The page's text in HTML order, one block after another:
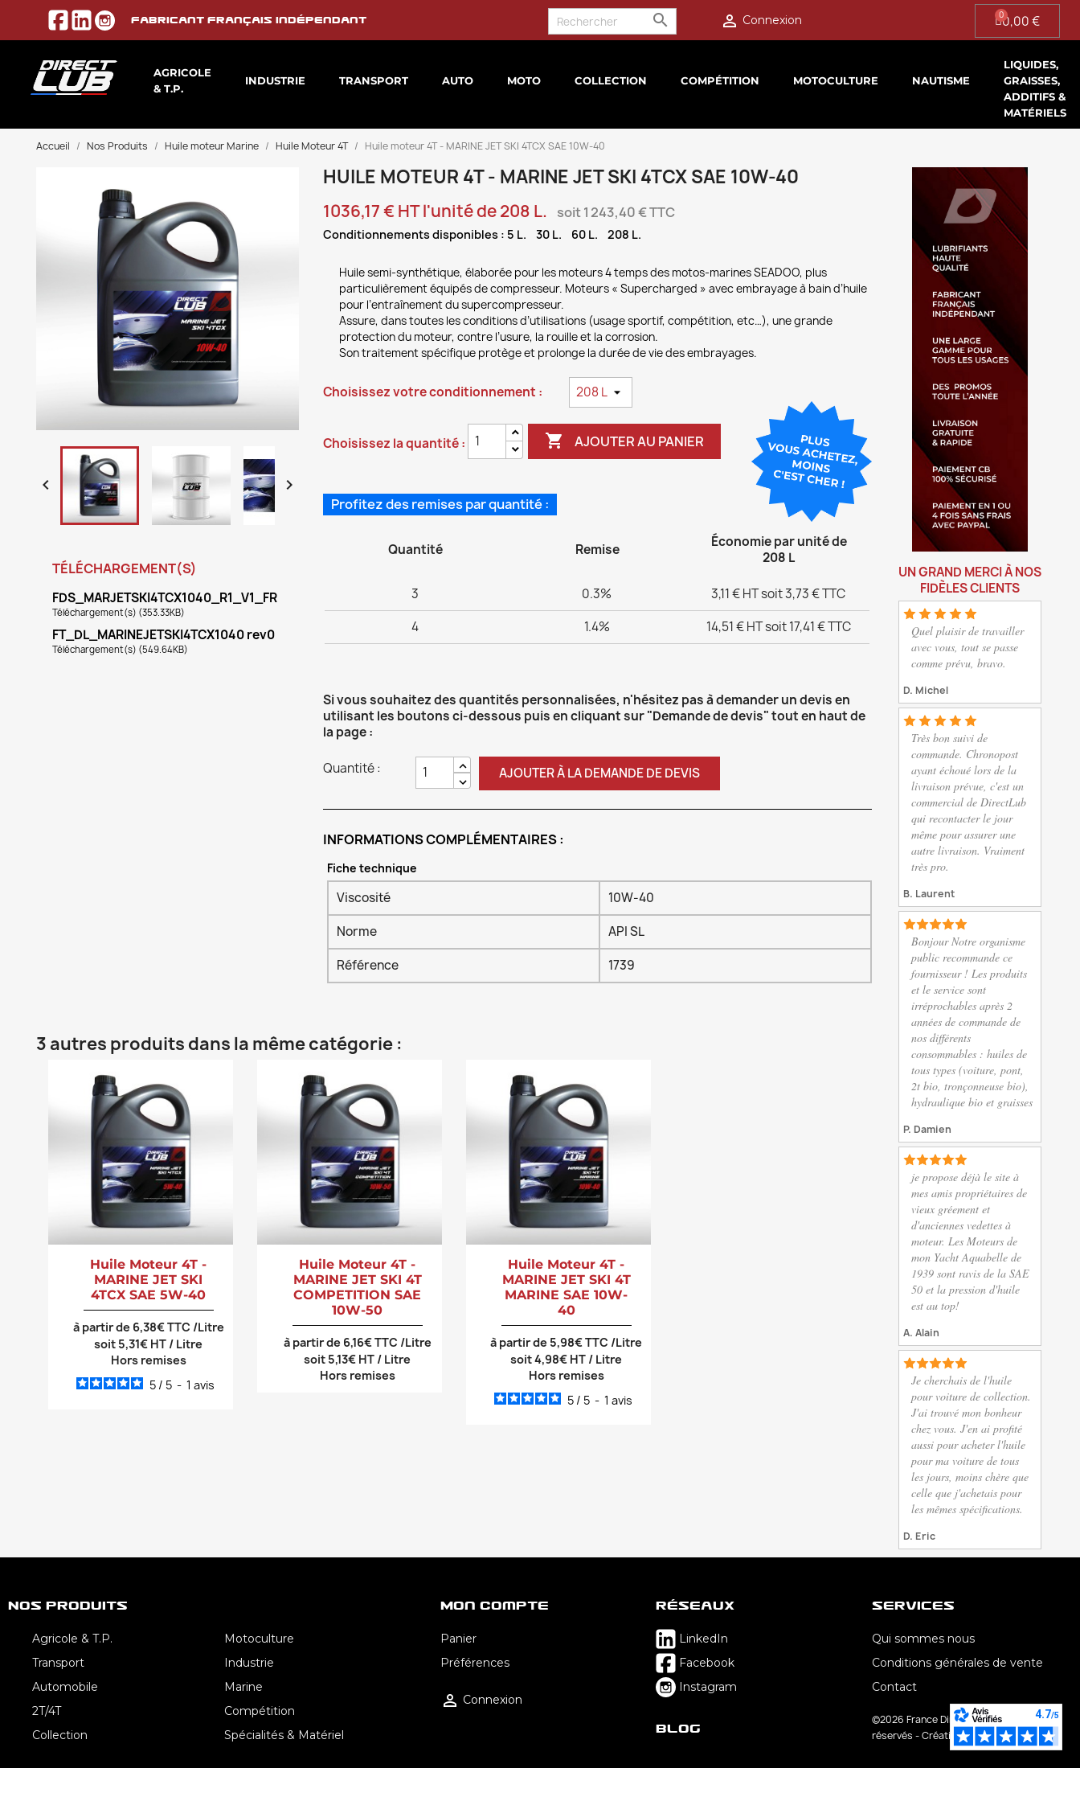
Fabricant français indépendant  Connexion
 0,00 €
AGRICOLE
& T.P.
INDUSTRIE TRANSPORT AUTO MOTO COLLECTION COMPÉTITION MOTOCULTURE NAUTISME
LIQUIDES,
GRAISSES,
ADDITIFS &
MATÉRIELS
Accueil Nos Produits Huile moteur Marine Huile Moteur 4T Huile moteur 4T - MARINE JET SKI 4TCX SAE 10W-40
 
TÉLÉCHARGEMENT(S)
FDS_MARJETSKI4TCX1040_R1_V1_FR
Téléchargement(s) (353.33KB)
FT_DL_MARINEJETSKI4TCX1040 rev0
Téléchargement(s) (549.64KB)
HUILE MOTEUR 4T - MARINE JET SKI 4TCX SAE 10W-40
1036,17 € HT l'unité de 208 L. soit 1 243,40 € TTC
Conditionnements disponibles : 5 L. 30 L. 60 L. 208 L.
Huile semi-synthétique, élaborée pour les moteurs 4 temps des motos-marines SEADOO, plus
particulièrement équipés de compresseur. Moteurs « Supercharged » avec embrayage à bain d’huile
pour l’entraînement du supercompresseur.
Assure, dans toutes les conditions d’utilisations (usage sportif, compétition, etc…), une grande
protection du moteur, contre l’usure, la rouille et la corrosion.
Son traitement spécifique protège et prolonge la durée de vie des embrayages.
Choisissez votre conditionnement :
Choisissez la quantité :  AJOUTER AU PANIER
Profitez des remises par quantité :
Quantité Remise
Économie par unité de
208 L
3 0.3%
3,11 € HT soit 3,73 € TTC
4
1.4% 14,51 € HT soit 17,41 € TTC
Si vous souhaitez des quantités personnalisées, n'hésitez pas à demander un devis en
utilisant les boutons ci-dessous puis en cliquant sur "Demande de devis" tout en haut de
la page :
Quantité : AJOUTER À LA DEMANDE DE DEVIS
INFORMATIONS COMPLÉMENTAIRES :
Fiche technique
Viscosité
10W-40
Norme
API SL
Référence
1739
3 autres produits dans la même catégorie :
Huile Moteur 4T -
MARINE JET SKI
4TCX SAE 5W-40
à partir de 6,38€ TTC /Litre
soit 5,31€ HT / Litre
Hors remises
5 / 5 - 1 avis
Huile Moteur 4T -
MARINE JET SKI 4T
COMPETITION SAE
10W-50
à partir de 6,16€ TTC /Litre
soit 5,13€ HT / Litre
Hors remises
Huile Moteur 4T -
MARINE JET SKI 4T
MARINE SAE 10W-
40
à partir de 5,98€ TTC /Litre
soit 4,98€ HT / Litre
Hors remises
5 / 5 - 1 avis
UN GRAND MERCI À NOS
FIDÈLES CLIENTS
Quel plaisir de travailler
avec vous, tout se passe
comme prévu, bravo.
D. Michel
Très bon suivi de
commande. Chronopost
ayant échoué lors de la
livraison prévue, c'est un
commercial de DirectLub
qui recontacter le jour
même pour assurer une
autre livraison. Vraiment
très pro.
B. Laurent
Bonjour Notre organisme
public recommande ce
fournisseur ! Les produits
et le service sont
irréprochables après 2
années de commande de
nos différents
consommables : huiles de
tous types (voiture, pont,
2t bio, tronçonneuse bio),
hydraulique bio et graisses
P. Damien
je propose déjà le site à
mes amis propriétaires de
vieux gréement et
d'anciennes vedettes à
moteur. Les Moteurs de
mon Yacht Aquabelle de
1939 sont ravis de la SAE
50 et la pression d'huile
est au top!
A. Alain
Je cherchais de l'huile
pour voiture de collection.
J'ai trouvé mon bonheur
chez vous. J'en ai profité
aussi pour acheter l'huile
pour ma voiture de tous
les jours, moins chère que
celle que j'achetais pour
les mêmes spécifications.
D. Eric
Nos Produits
Agricole & T.P.
Transport
Automobile
2T/4T
Collection
Motoculture
Industrie
Marine
Compétition
Spécialités & Matériel
Mon Compte
Panier
Préférences
 Connexion
Réseaux
LinkedIn
Facebook
Instagram
Blog
Services
Qui sommes nous
Conditions générales de vente
Contact
©2026 France Direct Lub - Tous droits
réservés - Création AroConseil